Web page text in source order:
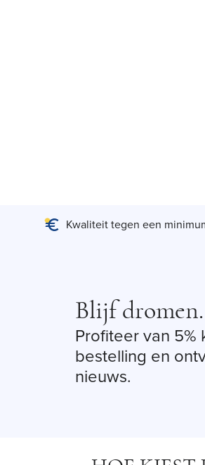
Kwaliteit tegen een
Blijf dromen.
Profiteer van
bestelling en
nieuws.